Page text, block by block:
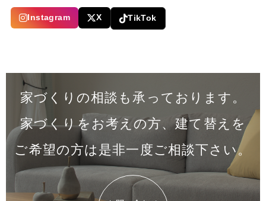
Instagram X TikTok
家づくりの相談も承っております。
家づくりをお考えの方、建て替えを
ご希望の方は是非一度ご相談下さい。